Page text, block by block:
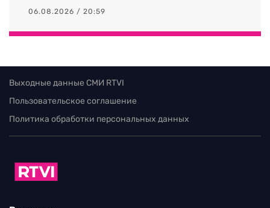
06.08.2026 / 20:59
Выходные данные СМИ RTVI
Пользовательское соглашение
Политика обработки персональных данных